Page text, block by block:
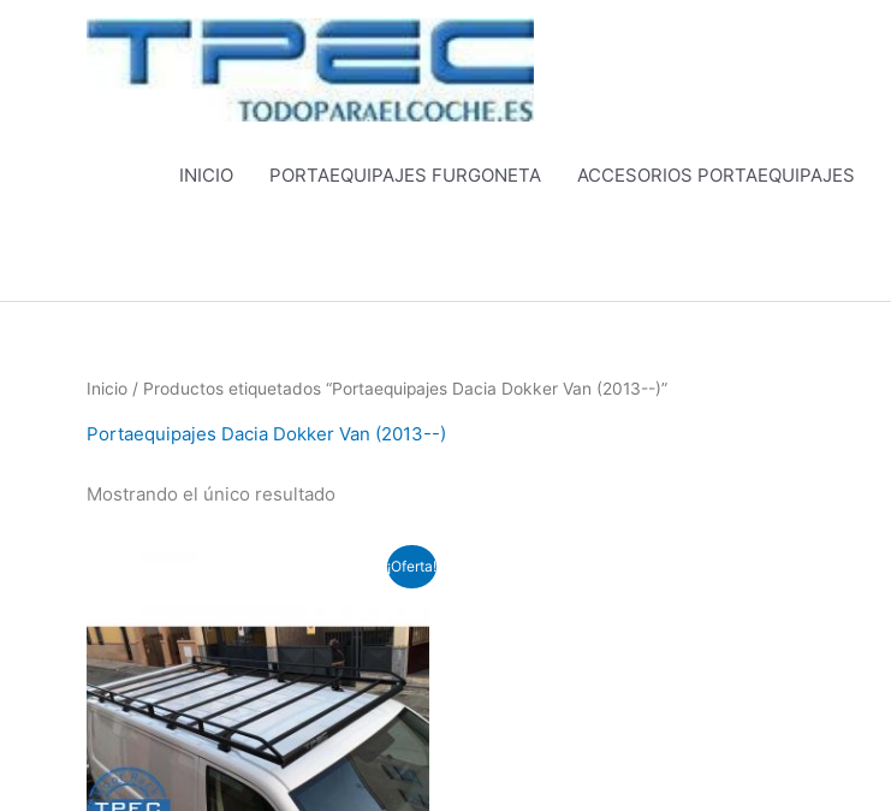
INICIO PORTAEQUIPAJES FURGONETA ACCESORIOS PORTAEQUIPAJES
Inicio / Productos etiquetados “Portaequipajes Dacia Dokker Van (2013--)”
Portaequipajes Dacia Dokker Van (2013--)
Mostrando el único resultado
¡Oferta!
era:
€400.00.
es:
€350.00.